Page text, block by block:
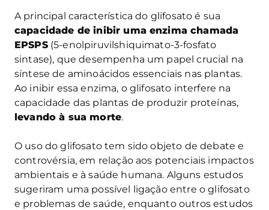
A principal característica do glifosato é sua
capacidade de inibir uma enzima chamada
EPSPS(5-enolpiruvilshiquimato-3-fosfato
sintase), que desempenha um papel crucial na
síntese de aminoácidos essenciais nas plantas.
Ao inibir essa enzima, o glifosato interfere na
capacidade das plantas de produzir proteínas,
levando à sua morte.
O uso do glifosato tem sido objeto de debate e
controvérsia, em relação aos potenciais impactos
ambientais e à saúde humana. Alguns estudos
sugeriram uma possível ligação entre o glifosato
e problemas de saúde, enquanto outros estudos